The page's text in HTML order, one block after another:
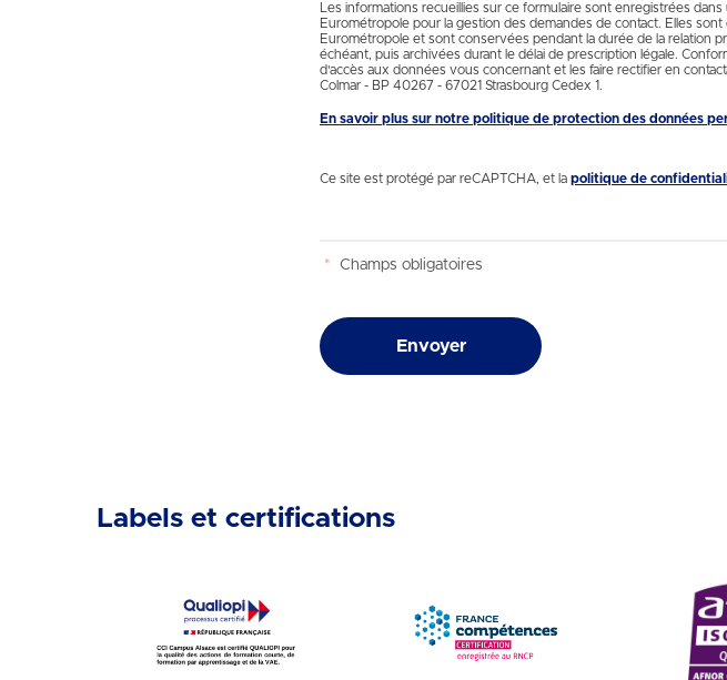
Les informations recueillies sur ce formulaire sont enregistrées
Eurométropole pour la gestion des demandes de contact. Elles
Eurométropole et sont conservées pendant la durée de la relation
échéant, puis archivées durant le délai de prescription légale.
d'accès aux données vous concernant et les faire rectifier en
Colmar - BP 40267 - 67021 Strasbourg Cedex 1.
En savoir plus sur notre politique de protection des données
Ce site est protégé par reCAPTCHA, et la politique de
* Champs obligatoires
Envoyer
Labels et certifications